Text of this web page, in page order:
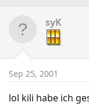
syK
Sep 25, 2001
lol kili habe ich